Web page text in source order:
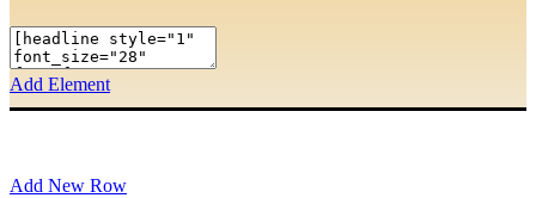
Add Element
Add New Row